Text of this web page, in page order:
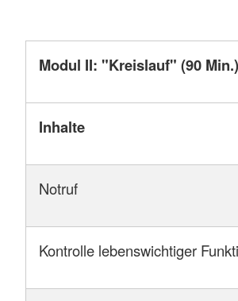
Modul II: "Kreislauf" (90 Min.)
Inhalte
Notruf
Kontrolle lebenswichtiger